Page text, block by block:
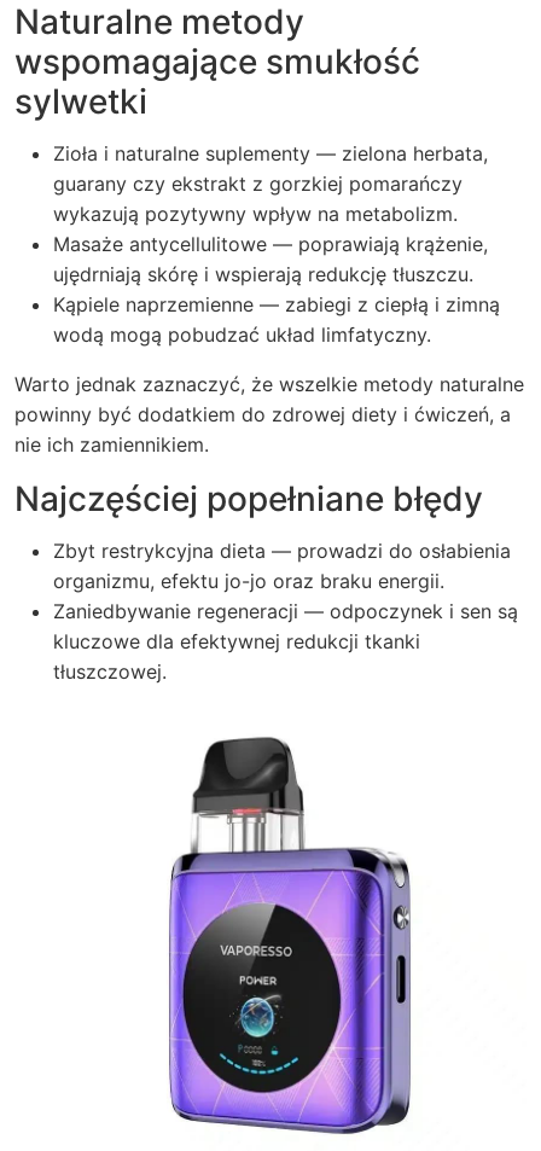
Naturalne metody
wspomagające smukłość
sylwetki
Zioła i naturalne suplementy — zielona herbata,
guarany czy ekstrakt z gorzkiej pomarańczy
wykazują pozytywny wpływ na metabolizm.
Masaże antycellulitowe — poprawiają krążenie,
ujędrniają skórę i wspierają redukcję tłuszczu.
Kąpiele naprzemienne — zabiegi z ciepłą i zimną
wodą mogą pobudzać układ limfatyczny.
Warto jednak zaznaczyć, że wszelkie metody naturalne
powinny być dodatkiem do zdrowej diety i ćwiczeń, a
nie ich zamiennikiem.
Najczęściej popełniane błędy
Zbyt restrykcyjna dieta — prowadzi do osłabienia
organizmu, efektu jo-jo oraz braku energii.
Zaniedbywanie regeneracji — odpoczynek i sen są
kluczowe dla efektywnej redukcji tkanki
tłuszczowej.